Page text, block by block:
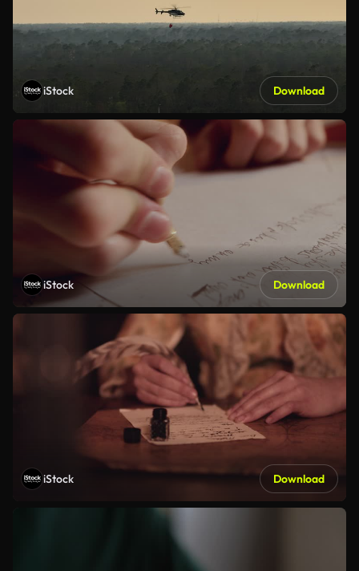
iStock Download
iStock Download
iStock Download